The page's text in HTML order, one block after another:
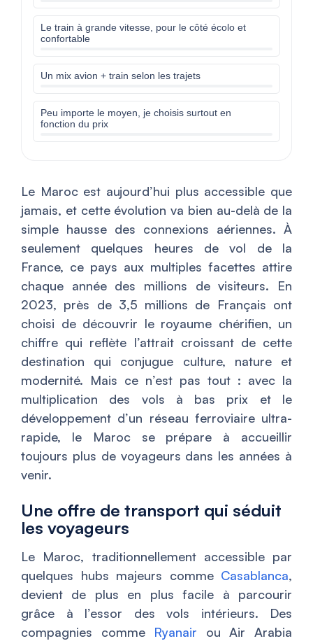
Le train à grande vitesse, pour le côté écolo et
confortable
Un mix avion + train selon les trajets
Peu importe le moyen, je choisis surtout en
fonction du prix
Le Maroc est aujourd’hui plus accessible que
jamais, et cette évolution va bien au-delà de la
simple hausse des connexions aériennes. À
seulement quelques heures de vol de la
France, ce pays aux multiples facettes attire
chaque année des millions de visiteurs. En
2023, près de 3,5 millions de Français ont
choisi de découvrir le royaume chérifien, un
chiffre qui reflète l’attrait croissant de cette
destination qui conjugue culture, nature et
modernité. Mais ce n’est pas tout : avec la
multiplication des vols à bas prix et le
développement d’un réseau ferroviaire ultra-
rapide, le Maroc se prépare à accueillir
toujours plus de voyageurs dans les années à
venir.
Une offre de transport qui séduit
les voyageurs
Le Maroc, traditionnellement accessible par
quelques hubs majeurs comme Casablanca,
devient de plus en plus facile à parcourir
grâce à l’essor des vols intérieurs. Des
compagnies comme Ryanair ou Air Arabia